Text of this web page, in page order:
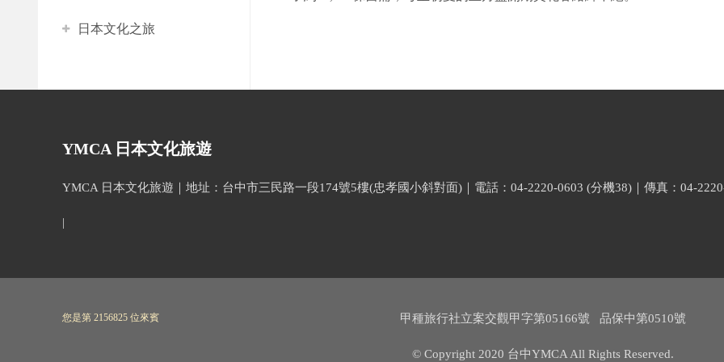
日本文化之旅
YMCA 日本文化旅遊
YMCA 日本文化旅遊｜地址：台中市三民路一段174號5樓(忠孝國小斜對面)｜電話：04-2220-0603 (分機38)｜傳真：04-
|
您是第 2156825 位來賓 甲種旅行社立案交觀甲字第05166號 品保中第0510號
© Copyright 2020 台中YMCA All Rights Reserved.